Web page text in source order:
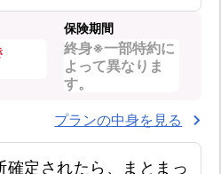
保険期間
終身※一部特約に
よって異なりま
す。
プランの中身を見る
確定されたら、まとまっ